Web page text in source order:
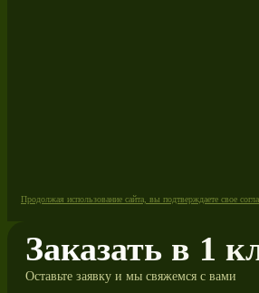
Продолжая использование сайта, вы подтверждаете свое
Заказать в 1
Оставьте заявку и мы свяжемся с вами